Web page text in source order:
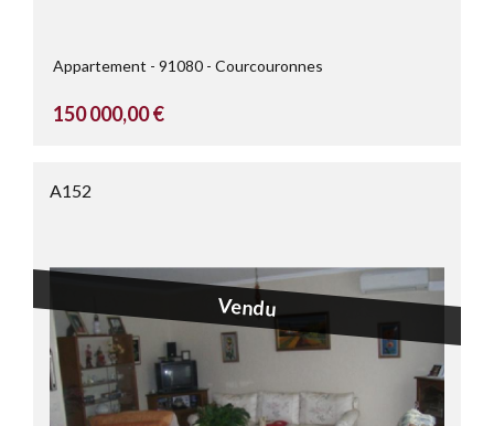
Appartement 91080 Courcouronnes
150 000,00 €
A152
Vendu